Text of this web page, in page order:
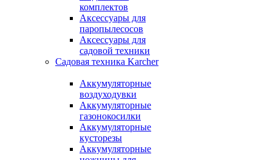
комплектов
Аксессуары для
паропылесосов
Аксессуары для
садовой техники
Садовая техника Karcher
Аккумуляторные
воздуходувки
Аккумуляторные
газонокосилки
Аккумуляторные
кусторезы
Аккумуляторные